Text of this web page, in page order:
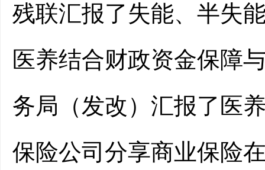
残联汇报了失能、半失
医养结合财政资金保障
务局（发改）汇报了 医
保险公司分享商业保险